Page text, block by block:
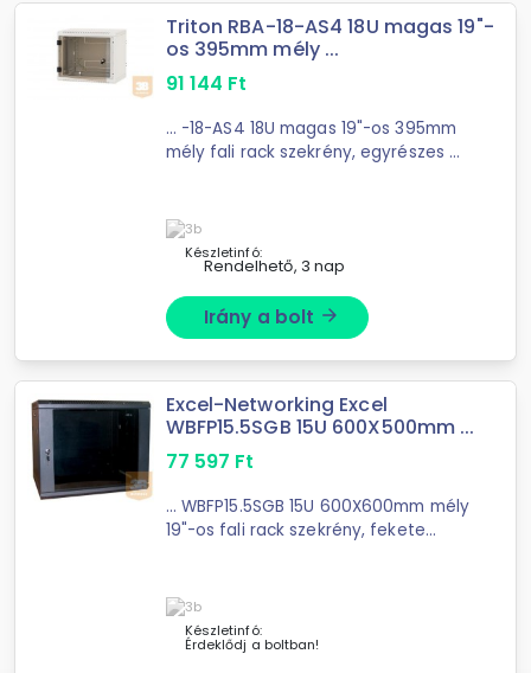
Triton RBA-18-AS4 18U magas 19"-
os 395mm mély ...
91 144 Ft
... -18-AS4 18U magas 19"-os 395mm
mély fali rack szekrény, egyrészes A
Készletinfó:
Rendelhető, 3 nap
Irány a bolt arrow_forward
Excel-Networking Excel
WBFP15.5SGB 15U 600X500mm ...
77 597 Ft
... WBFP15.5SGB 15U 600X600mm mély
19"-os fali rack szekrény, fekete
szekrények úgy lettek megtervezve,
hogy ...
Készletinfó:
Érdeklődj a boltban!